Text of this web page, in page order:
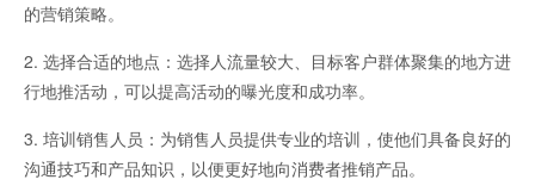
的营销策略。
2. 选择合适的地点：选择人流量较大、目标客户群体聚集的地方进
行地推活动，可以提高活动的曝光度和成功率。
3. 培训销售人员：为销售人员提供专业的培训，使他们具备良好的
沟通技巧和产品知识，以便更好地向消费者推销产品。